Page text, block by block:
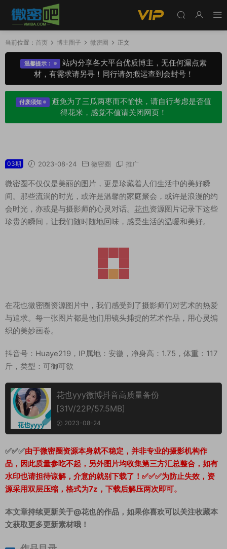
当前位置： 首页 博主圈子 微密圈 正文
温馨提示：
站内分享各大平台优质博主，无任何漏点素
材，有需求请另寻！同行请勿搬运查到会封号！
付废须知
避免为了三瓜两枣而不愉快，请自行考虑是否值
得花米，感觉不值请关闭网页！
03期 2023-08-24 微密圈 推广
微密圈不仅仅是美丽的图片，更是珍藏着人们生活中的美好瞬
间。那些流淌的时光，或许是温馨的家庭聚会，或许是浪漫的约
会时光，亦或是与摄影师的心灵对话。 花也资源图片记录下这些
珍贵的瞬间，让我们随时随地回味，感受生活的温暖和美好。
在花也微密圈资源图片中，我们感受到了摄影师们对艺术的热爱
与追求。每一张图片都是他们用镜头捕捉的艺术作品，用心灵编
织的美妙画卷。
抖音号：Huaye219，IP属地：安徽，净身高：1.75，体重：117
斤，类型：可御可欲
花也yyy微博抖音高质量备份
[31V/22P/57.5MB]
2023-08-24
✅✅✅由于微密圈资源本身就不稳定，并非专业的摄影机构作
品，因此质量参吃不起，另外图片均收集第三方汇总整合，如有
水印也请担待谅解，介意的就别下载了！✅✅✅为防止失效，资
源采用双层压缩，格式为7z，下载后解压两次即可。
本文章持续更新关于@花也的作品，如果你喜欢可以关注收藏本
文获取更多更新素材哦！